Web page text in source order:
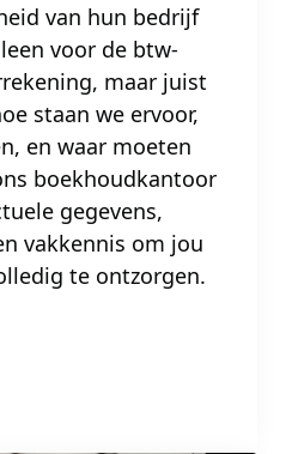
van hun bedrijf
voor de btw-
maar juist
staan we ervoor,
en waar moeten
boekhoudkantoor
gegevens,
vakkennis om jou
te ontzorgen.